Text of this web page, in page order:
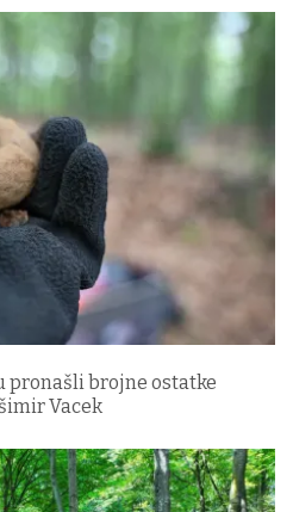
pronašli brojne ostatke
Vacek